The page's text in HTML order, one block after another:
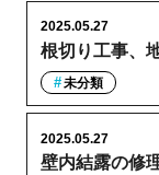
根切り工事、
2025.05.27
未分類
壁内結露の修
2025.05.27